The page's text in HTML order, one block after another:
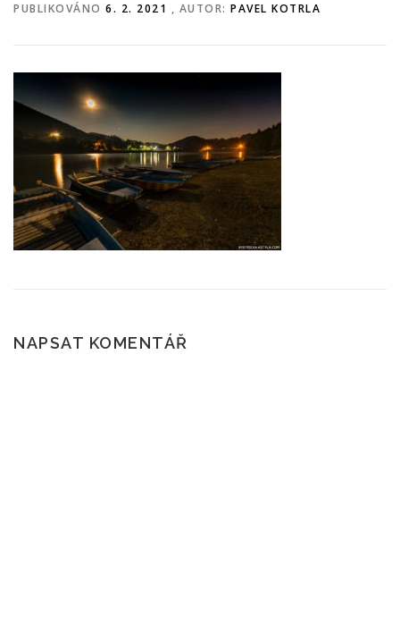
KE STAŽENÍ KOTRLA.COM ROZHLAS
ČTENÍ A POVĚSTI SKÁLY POČASÍ
ROUBENÉ STAVBY KAM NA VÝLET?
PUBLIKOVÁNO 6. 2. 2021 , AUTOR: PAVEL KOTRLA
NAPSAT KOMENTÁŘ